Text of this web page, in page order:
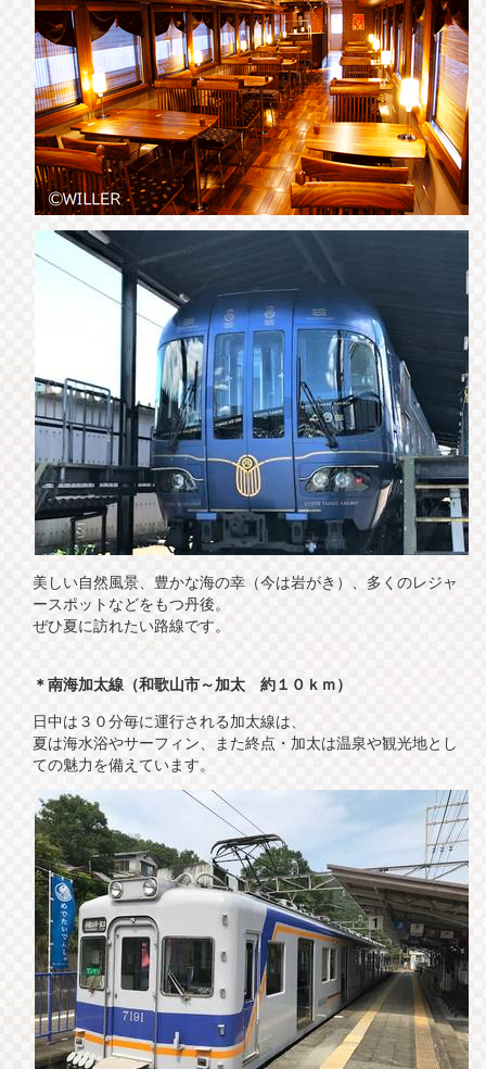
美しい自然風景、豊かな海の幸（今は岩がき）、多くのレジャ
ースポットなどをもつ丹後。
ぜひ夏に訪れたい路線です。
＊南海加太線（和歌山市～加太 約１０ｋｍ）
日中は３０分毎に運行される加太線は、
夏は海水浴やサーフィン、また終点・加太は温泉や観光地とし
ての魅力を備えています。